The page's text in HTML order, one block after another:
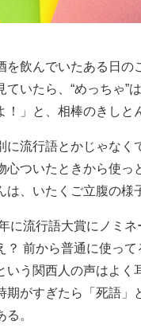
を飲んでいたある日の
ていたら、“めっちゃ”
！」と、相棒のきしと
に流行語とかじゃなく
ついたときから使っ
、いたくご立腹の様
に流行語大賞にノミネ
？ 前から普通に使っ
う関西人の声はよく
期がすぎたら「死語」
。